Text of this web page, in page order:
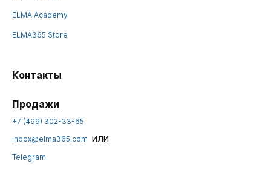
ELMA Academy
ELMA365 Store
Контакты
Продажи
+7 (499) 302-33-65
inbox@elma365.com или
Telegram